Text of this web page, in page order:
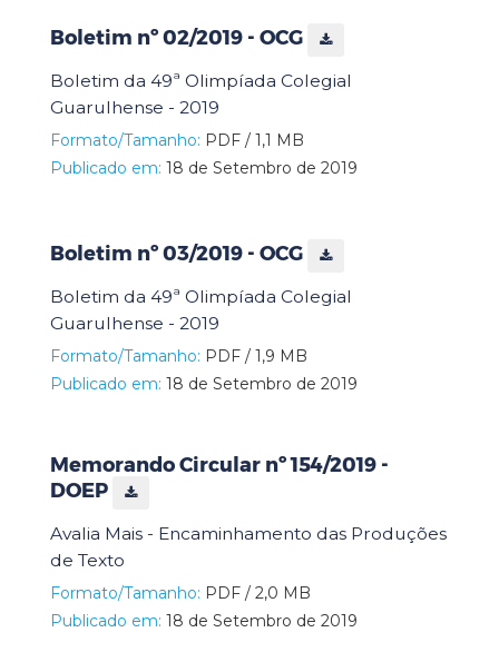
Boletim nº 02/2019 - OCG
Boletim da 49ª Olimpíada Colegial
Guarulhense - 2019
Formato/Tamanho: PDF / 1,1 MB
Publicado em: 18 de Setembro de 2019
Boletim nº 03/2019 - OCG
Boletim da 49ª Olimpíada Colegial
Guarulhense - 2019
Formato/Tamanho: PDF / 1,9 MB
Publicado em: 18 de Setembro de 2019
Memorando Circular nº 154/2019 -
DOEP
Avalia Mais - Encaminhamento das Produções
de Texto
Formato/Tamanho: PDF / 2,0 MB
Publicado em: 18 de Setembro de 2019